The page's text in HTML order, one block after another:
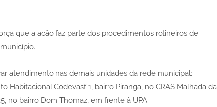
que a ação faz parte dos procedimentos rotineiros de
atendimento nas demais unidades da rede municipal:
Habitacional Codevasf 1, bairro Piranga, no CRAS Malhada da
no bairro Dom Thomaz, em frente à UPA.